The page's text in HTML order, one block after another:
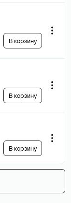
В корзину
В корзину
В корзину